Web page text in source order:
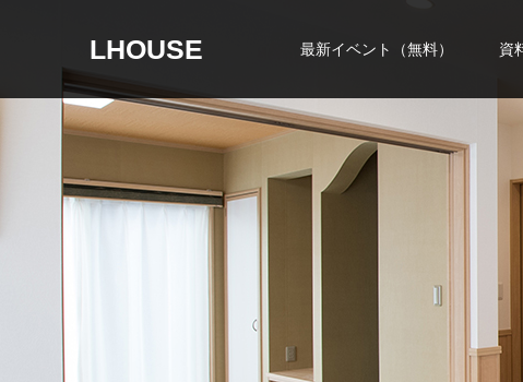
LHOUSE 最新イベント（無料） 資